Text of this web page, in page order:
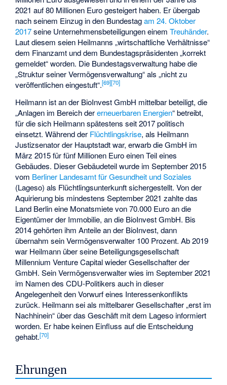
2021 auf 80 Millionen Euro gesteigert haben. Er übergab
nach seinem Einzug in den Bundestagam 24. Oktober
2017seine Unternehmensbeteiligungen einemTreuhänder.
Laut diesem seien Heilmanns „wirtschaftliche Verhältnisse“
dem Finanzamt und dem Bundestagspräsidenten „korrekt
gemeldet“ worden. Die Bundestagsverwaltung habe die
„Struktur seiner Vermögensverwaltung“ als „nicht zu
veröffentlichen eingestuft“.[69][70]
Heilmann ist an der BioInvest GmbH mittelbar beteiligt, die
„Anlagen im Bereich dererneuerbaren Energien“ betreibt,
für die sich Heilmann spätestens seit 2017 politisch
einsetzt. Während der Flüchtlingskrise, als Heilmann
Justizsenator der Hauptstadt war, erwarb die GmbH im
März 2015 für fünf Millionen Euro einen Teil eines
Gebäudes. Dieser Gebäudeteil wurde im September 2015
vom Berliner Landesamt für Gesundheit und Soziales
(Lageso) als Flüchtlingsunterkunft sichergestellt. Von der
Aquirierung bis mindestens September 2021 zahlte das
Land Berlin eine Monatsmiete von 70.000 Euro an die
Eigentümer der Immobilie, an die BioInvest GmbH. Bis
2014 gehörten ihm Anteile an der BioInvest, dann
übernahm sein Vermögensverwalter 100 Prozent. Ab 2019
war Heilmann über seine Beteiligungsgesellschaft
Millennium Venture Capital wieder Gesellschafter der
GmbH. Sein Vermögensverwalter wies im September 2021
im Namen des CDU-Politikers auch in dieser
Angelegenheit den Vorwurf eines Interessenkonflikts
zurück. Heilmann sei als mittelbarer Gesellschafter „erst im
Nachhinein“ über das Geschäft mit dem Lageso informiert
worden. Er habe keinen Einfluss auf die Entscheidung
gehabt.[70]
Ehrungen